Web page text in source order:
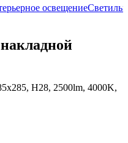
освещение
H28, 2500lm, 4000K,